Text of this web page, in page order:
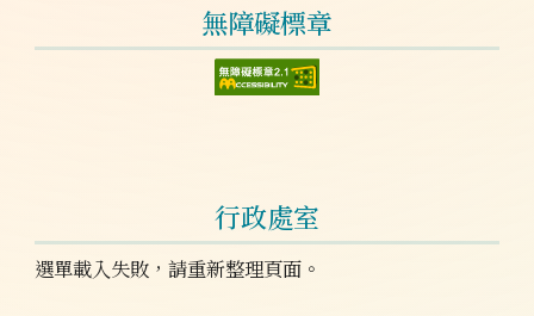
無障礙標章
行政處室
選單載入失敗，請重新整理頁面。